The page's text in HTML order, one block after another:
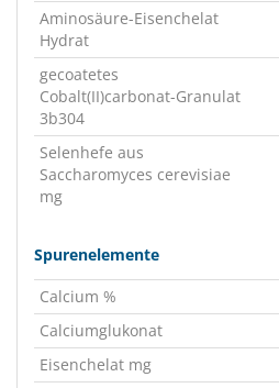
Aminosäure-Eisenchelat
Hydrat
gecoatetes
Cobalt(II)carbonat-Granulat
3b304
Selenhefe aus
Saccharomyces cerevisiae
mg
Spurenelemente
Calcium %
Calciumglukonat
Eisenchelat mg